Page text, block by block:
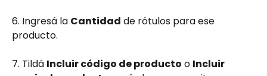
6. Ingresá la Cantidad de rótulos para ese
producto.
7. Tildá Incluir código de producto o Incluir